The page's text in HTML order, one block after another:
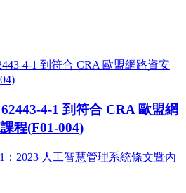
4-1 到符合 CRA 歐盟網
程(F01-004)